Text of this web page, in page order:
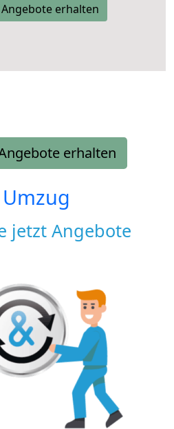
erhalten
erhalten
jetzt Angebote